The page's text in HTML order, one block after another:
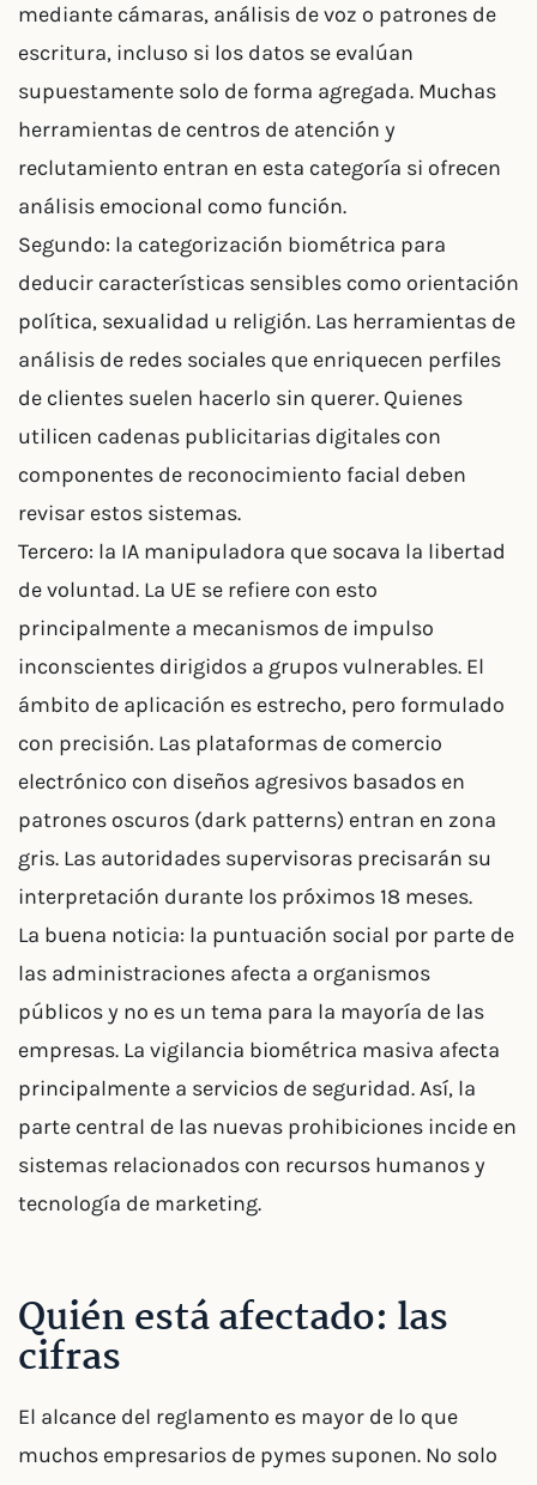
mediante cámaras, análisis de voz o patrones de
escritura, incluso si los datos se evalúan
supuestamente solo de forma agregada. Muchas
herramientas de centros de atención y
reclutamiento entran en esta categoría si ofrecen
análisis emocional como función.
Segundo: la categorización biométrica para
deducir características sensibles como orientación
política, sexualidad u religión. Las herramientas de
análisis de redes sociales que enriquecen perfiles
de clientes suelen hacerlo sin querer. Quienes
utilicen cadenas publicitarias digitales con
componentes de reconocimiento facial deben
revisar estos sistemas.
Tercero: la IA manipuladora que socava la libertad
de voluntad. La UE se refiere con esto
principalmente a mecanismos de impulso
inconscientes dirigidos a grupos vulnerables. El
ámbito de aplicación es estrecho, pero formulado
con precisión. Las plataformas de comercio
electrónico con diseños agresivos basados en
patrones oscuros (dark patterns) entran en zona
gris. Las autoridades supervisoras precisarán su
interpretación durante los próximos 18 meses.
La buena noticia: la puntuación social por parte de
las administraciones afecta a organismos
públicos y no es un tema para la mayoría de las
empresas. La vigilancia biométrica masiva afecta
principalmente a servicios de seguridad. Así, la
parte central de las nuevas prohibiciones incide en
sistemas relacionados con recursos humanos y
tecnología de marketing.
Quién está afectado: las
cifras
El alcance del reglamento es mayor de lo que
muchos empresarios de pymes suponen. No solo